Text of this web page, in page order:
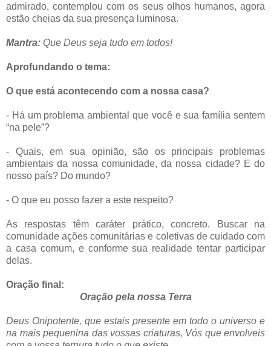
admirado, contemplou com os seus olhos humanos, agora
estão cheias da sua presença luminosa.
Mantra: Que Deus seja tudo em todos!
Aprofundando o tema:
O que está acontecendo com a nossa casa?
- Há um problema ambiental que você e sua família sentem
“na pele”?
- Quais, em sua opinião, são os principais problemas
ambientais da nossa comunidade, da nossa cidade? E do
nosso país? Do mundo?
- O que eu posso fazer a este respeito?
As respostas têm caráter prático, concreto. Buscar na
comunidade ações comunitárias e coletivas de cuidado com
a casa comum, e conforme sua realidade tentar participar
delas.
Oração final:
Oração pela nossa Terra
Deus Onipotente, que estais presente em todo o universo e
na mais pequenina das vossas criaturas, Vós que envolveis